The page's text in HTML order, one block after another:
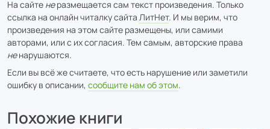
На сайте неразмещается сам текст произведения. Только
ссылка на онлайн читалку сайта ЛитНет. И мы верим, что
произведения на этом сайте размещены, или самими
авторами, или с их согласия. Тем самым, авторские права
ненарушаются.
Если вы всё же считаете, что есть нарушение или заметили
ошибку в описании, сообщите нам об этом.
Похожие книги